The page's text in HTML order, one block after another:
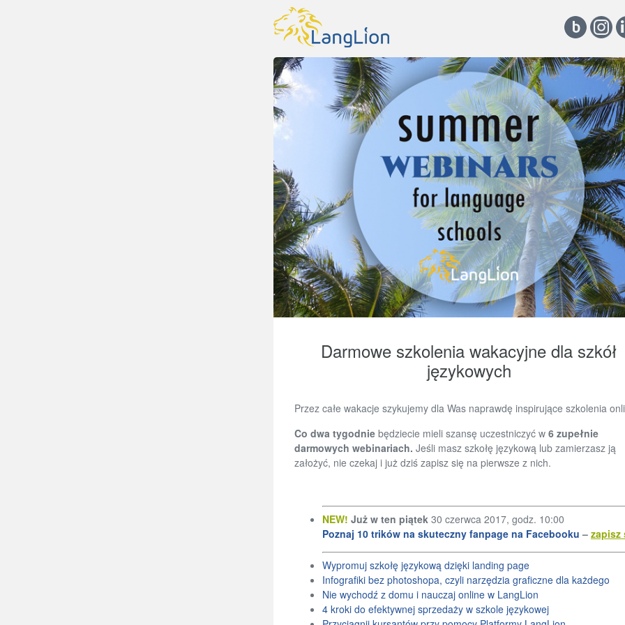
Darmowe szkolenia wakacyjne dla szkół
językowych
Przez całe wakacje szykujemy dla Was naprawdę inspirujące szkolenia
Co dwa tygodnie będziecie mieli szansę uczestniczyć w 6 zupełnie
darmowych webinariach. Jeśli masz szkołę językową lub zamierzasz ją
założyć, nie czekaj i już dziś zapisz się na pierwsze z nich.
NEW! Już w ten piątek 30 czerwca 2017, godz. 10:00
Poznaj 10 trików na skuteczny fanpage na Facebooku – zapisz
Wypromuj szkołę językową dzięki landing page
Infografiki bez photoshopa, czyli narzędzia graficzne dla każdego
Nie wychodź z domu i nauczaj online w LangLion
4 kroki do efektywnej sprzedaży w szkole językowej